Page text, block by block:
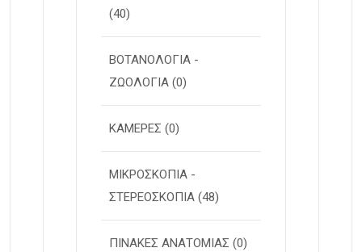
(40)
ΒΟΤΑΝΟΛΟΓΙΑ -
ΖΩΟΛΟΓΙΑ (0)
ΚΑΜΕΡΕΣ (0)
ΜΙΚΡΟΣΚΟΠΙΑ -
ΣΤΕΡΕOΣΚΟΠΙΑ (48)
ΠΙΝΑΚΕΣ ΑΝΑΤΟΜΙΑΣ (0)